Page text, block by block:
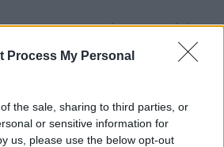
Process My Personal
the sale, sharing to third parties, or
or sensitive information for
us, please use the below opt-out
um enorme complexo prisional cheio
aceleração gradual em que a tua
rápida a cada nível concluído.
animais que te dão atributos